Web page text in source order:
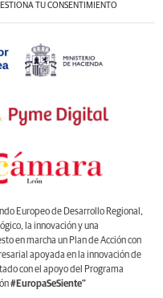
TU CONSENTIMIENTO
Europeo de Desarrollo Regional,
la innovación y una
en marcha un Plan de Acción con
apoyada en la innovación de
con el apoyo del Programa
#EuropaSeSiente”